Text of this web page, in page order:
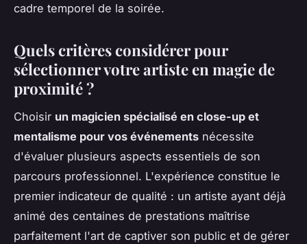
cadre temporel de la soirée.
Quels critères considérer pour
sélectionner votre artiste en magie de
proximité ?
Choisir un magicien spécialisé en close-up et
mentalisme pour vos événements nécessite
d'évaluer plusieurs aspects essentiels de son
parcours professionnel. L'expérience constitue le
premier indicateur de qualité : un artiste ayant déjà
animé des centaines de prestations maîtrise
parfaitement l'art de captiver son public et de gérer